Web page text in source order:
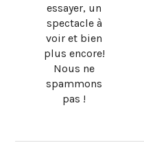
essayer, un
spectacle à
voir et bien
plus encore!
Nous ne
spammons
pas !